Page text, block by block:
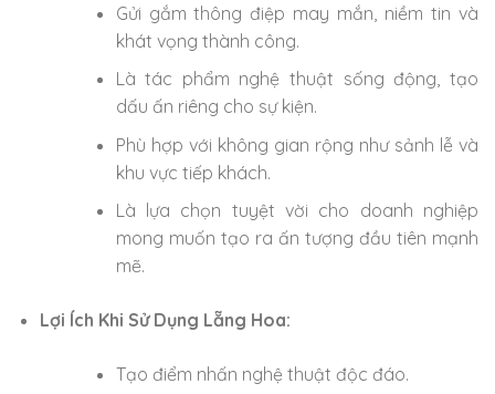
Gửi gắm thông điệp may mắn, niềm tin và
khát vọng thành công.
Là tác phẩm nghệ thuật sống động, tạo
dấu ấn riêng cho sự kiện.
Phù hợp với không gian rộng như sảnh lễ và
khu vực tiếp khách.
Là lựa chọn tuyệt vời cho doanh nghiệp
mong muốn tạo ra ấn tượng đầu tiên mạnh
mẽ.
Lợi Ích Khi Sử Dụng Lẵng Hoa:
Tạo điểm nhấn nghệ thuật độc đáo.